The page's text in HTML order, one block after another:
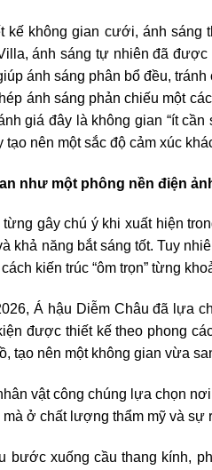
kế không gian cưới, ánh sáng
ánh sáng tự nhiên đã được
ánh sáng phân bổ đều,
ánh sáng phản chiếu một
giá đây là không gian “ít
tạo nên một sắc độ cảm xúc
như một phông nền điện
gây chú ý khi xuất hiện
khả năng bắt sáng tốt. Tuy
kiến trúc “ôm trọn” từng
Á hậu Diễm Châu đã lựa
được thiết kế theo phong
tạo nên một không gian vừa
vật công chúng lựa chọn
ở chất lượng thẩm mỹ và sự
bước xuống cầu thang kính,